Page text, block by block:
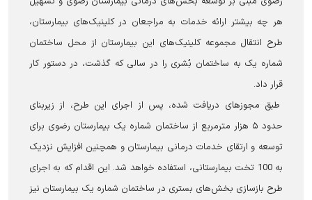
هر چه بیشتر ارائه خدمات به مراجعان در کلینیک‌های بیمارستان،
طرح انتقال مجموعه کلینیک‌های این بیمارستان از محل ساختمان
شماره یک به ساختمان بُشری را در سالی که گذشت، در دستور کار
قرار داد.
طبق مجوزهای دریافت شده، پس از اجرای این طرح، از زیربنای
حدود ۵ هزار مترمربع از ساختمان شماره یک بیمارستان رضوی برای
توسعه و ارتقای خدمات درمانی بیمارستان و همچنین افزایش نزدیک
به 100 تخت‌ بیمارستانی، استفاده خواهد شد. این اقدام که به اجرای
طرح بازسازی بخش‌های بستری در ساختمان شماره یک بیمارستان نیز